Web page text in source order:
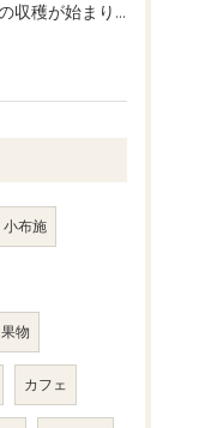
りんごの収穫が始まりました🧑‍🌾🍎
小布施
果物
カフェ